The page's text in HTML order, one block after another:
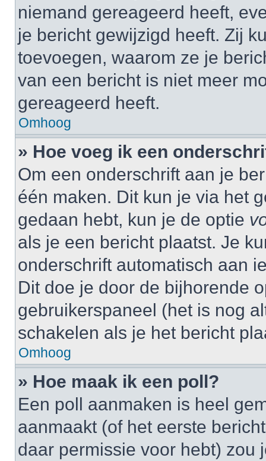
niemand gereageerd heeft,
je bericht gewijzigd heeft. Zij
toevoegen, waarom ze je
van een bericht is niet meer
gereageerd heeft.
Omhoog
» Hoe voeg ik een
Om een onderschrift aan je
één maken. Dit kun je via het
gedaan hebt, kun je de optie
als je een bericht plaatst. Je
onderschrift automatisch aan
Dit doe je door de bijhorende
gebruikerspaneel (het is nog
schakelen als je het bericht
Omhoog
» Hoe maak ik een poll?
Een poll aanmaken is heel
aanmaakt (of het eerste
daar permissie voor hebt) zou